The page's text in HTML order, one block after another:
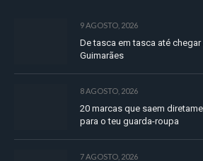
9 AGOSTO, 2026
De tasca em tasca até
Guimarães
8 AGOSTO, 2026
20 marcas que saem
para o teu guarda-roupa
7 AGOSTO, 2026